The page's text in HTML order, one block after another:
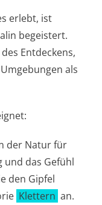
erlebt, ist
begeistert.
Entdeckens,
als
der Natur für
und das Gefühl
den Gipfel
Klettern an.